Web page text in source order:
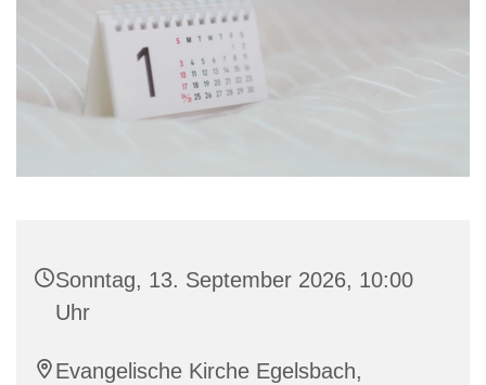
Sonntag, 13. September 2026, 10:00
Uhr
Evangelische Kirche Egelsbach,